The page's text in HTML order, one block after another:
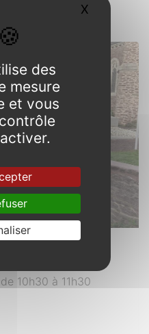
1918
10h30 à 11h30
des
mesure
et vous
X Masquer